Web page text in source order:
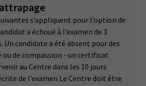
s’appliquent pour l’option de
a échoué à l’examen de 3
ou de compassion - un certificat
au Centre dans les 10 jours
de l’examen Le Centre doit être